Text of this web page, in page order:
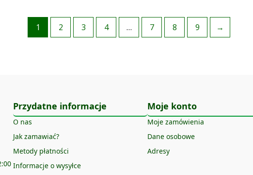
1 2 3 4 … 7 8 9 →
Przydatne informacje
O nas
Jak zamawiać?
Metody płatności
Informacje o wysyłce
Moje konto
Moje zamówienia
Dane osobowe
Adresy